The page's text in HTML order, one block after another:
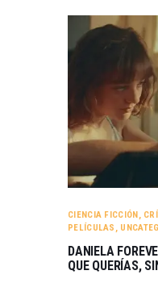
CIENCIA FICCIÓN,
PELÍCULAS ,
DANIELA
QUE QUERÍAS,